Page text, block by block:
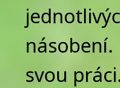
svou